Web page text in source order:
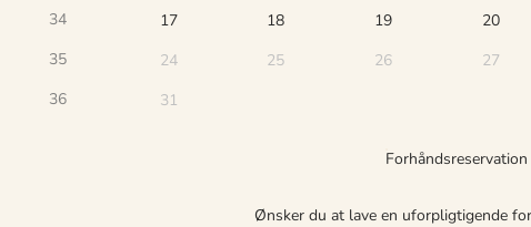
34
17 18 19 20
35
24 25 26 27
36
31
Forhåndsreservation
Ønsker du at lave en uforpligtigende